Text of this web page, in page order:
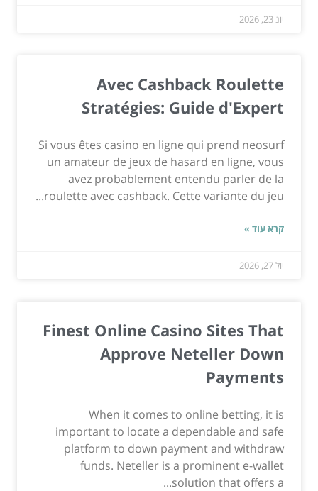
יונ 23, 2026
Avec Cashback Roulette
Stratégies: Guide d'Expert
Si vous êtes casino en ligne qui prend neosurf
un amateur de jeux de hasard en ligne, vous
avez probablement entendu parler de la
roulette avec cashback. Cette variante du jeu...
קרא עוד »
יול 27, 2026
Finest Online Casino Sites That
Approve Neteller Down
Payments
When it comes to online betting, it is
important to locate a dependable and safe
platform to down payment and withdraw
funds. Neteller is a prominent e-wallet
solution that offers a...